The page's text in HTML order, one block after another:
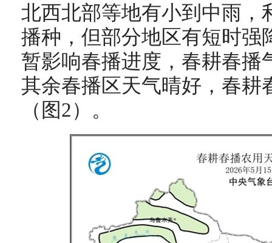
北西北部等地有小到中雨，
播种，但部分地区有短时强
暂影响春播进度，春耕春播
其余春播区天气晴好，春耕
（图2）。